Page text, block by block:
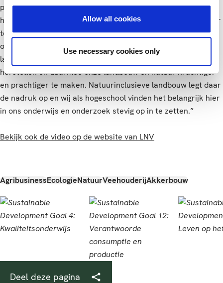
Allow all cookies
Use necessary cookies only
producten in bijvoorbeeld bemesting en ziektepreventie. Dat
heeft de voedselproductie sterk verbeterd qua volume, maar
tegelijkertijd ook schade aangebracht aan de vitaliteit van
ons natuurlijke ecosysteem en daarmee ook ons
landbouwecosysteem. De kunst is om die vitaliteit weer te
herstellen en daarmee onze landbouw én natuur krachtiger
en prachtiger te maken. Natuurinclusieve landbouw legt daar
de nadruk op en wij als hogeschool vinden het belangrijk hier
in ons onderwijs en onderzoek stevig op in te zetten.”
Bekijk ook de video op de website van LNV
AgribusinessEcologieNatuurVeehouderijAkkerbouw
Deel deze pagina